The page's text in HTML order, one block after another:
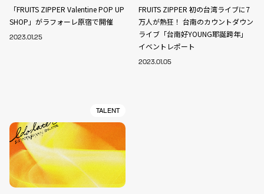
「FRUITS ZIPPER Valentine POP UP
SHOP」がラフォーレ原宿で開催
2023.01.25
FRUITS ZIPPER 初の台湾ライブに7
万人が熱狂！ 台南のカウントダウン
ライブ「台南好YOUNG耶誕跨年」
イベントレポート
2023.01.05
TALENT